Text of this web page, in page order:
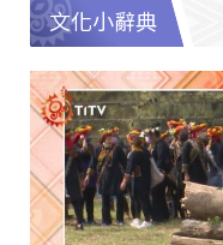
文化小辭典